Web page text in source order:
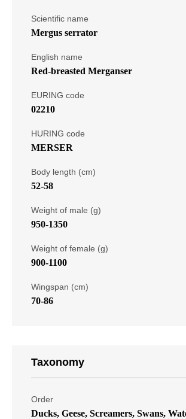
Scientific name
Mergus serrator
English name
Red-breasted Merganser
EURING code
02210
HURING code
MERSER
Body length (cm)
52-58
Weight of male (g)
950-1350
Weight of female (g)
900-1100
Wingspan (cm)
70-86
Taxonomy
Order
Ducks, Geese, Screamers, Swans,